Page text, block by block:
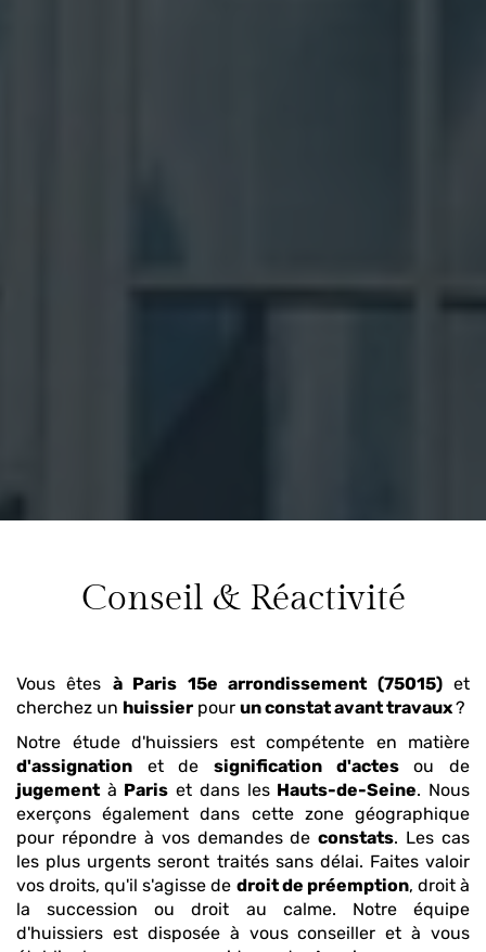
Conseil & Réactivité
Vous êtes à Paris 15e arrondissement (75015)et
cherchez un huissier pour un constat avant travaux?
Notre étude d'huissiers est compétente en matière
d'assignation et de signification d'actesou de
jugement à Paris et dans les Hauts-de-Seine. Nous
exerçons également dans cette zone géographique
pour répondre à vos demandes deconstats. Les cas
les plus urgents seront traités sans délai. Faites valoir
vos droits, qu'il s'agisse de droit de préemption, droit à
la succession ou droit au calme. Notre équipe
d'huissiers est disposée à vous conseiller et à vous